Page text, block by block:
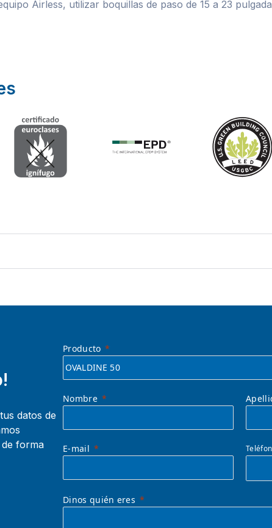
Airless, utilizar boquillas de paso de 15 a 23
datos de
forma
Producto
Nombre
E-mail
Dinos quién eres